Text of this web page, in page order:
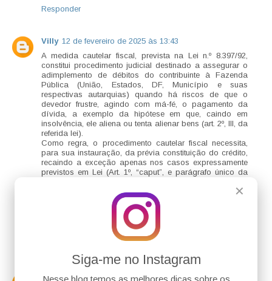
✕
Siga-me no Instagram
Nesse blog temos as melhores dicas sobre os
Responder
Villy 12 de fevereiro de 2025 às 13:43
A medida cautelar fiscal, prevista na Lei n.º 8.397/92,
constitui procedimento judicial destinado a assegurar o
adimplemento de débitos do contribuinte à Fazenda
Pública (União, Estados, DF, Município e suas
respectivas autarquias) quando há riscos de que o
devedor frustre, agindo com má-fé, o pagamento da
dívida, a exemplo da hipótese em que, caindo em
insolvência, ele aliena ou tenta alienar bens (art. 2º, III, da
referida lei).
Como regra, o procedimento cautelar fiscal necessita,
para sua instauração, da prévia constituição do crédito,
recaindo a exceção apenas nos casos expressamente
previstos em Lei (Art. 1º, “caput”, e parágrafo único da
Por fim, como requisitos para sua concessão, o Art. 3º
da Lei n.º 8.3927/92 elenca: a) a prova literal da
constituição do crédito fiscal e b) prova documental de
algum dos casos mencionados no Art. 2º do mesmo
Tiago Bertuzzo 12 de fevereiro de 2025 às 17:02